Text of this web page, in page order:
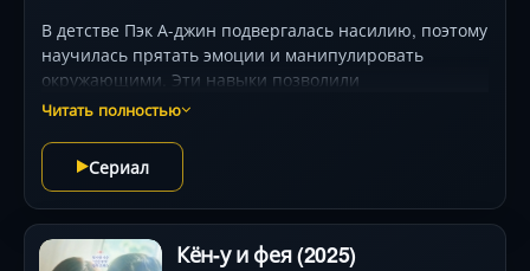
В детстве Пэк А-джин подвергалась насилию, поэтому
научилась прятать эмоции и манипулировать
окружающими. Эти навыки позволили
ей реализоваться в качестве востребованной
с девушкой всю жизнь и единственный человек,
которому она может доверять, решает ради её
же блага разрушить её карьеру.
Читать полностью
Сериал
Кён-у и фея (2025)